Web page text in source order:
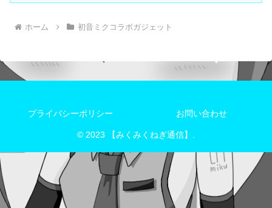
ホーム 初音ミクコラボガジェット
プライバシーポリシー お問い合わせ
© 2023 【みくみくねぎ通信】.